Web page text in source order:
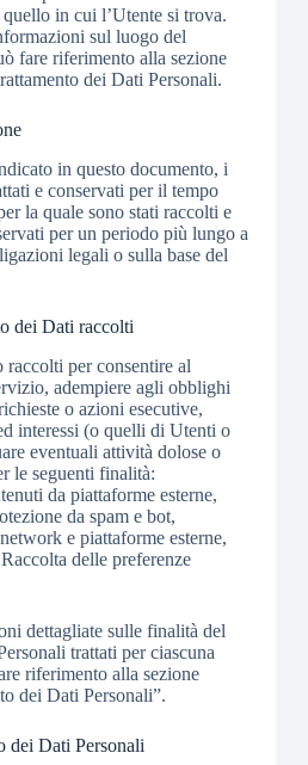
in cui l’Utente si trova.
sul luogo del
fare riferimento alla sezione
dei Dati Personali.
in questo documento, i
e conservati per il tempo
la quale sono stati raccolti e
per un periodo più lungo a
legali o sulla base del
dei Dati raccolti
per consentire al
adempiere agli obblighi
o azioni esecutive,
interessi (o quelli di Utenti o
eventuali attività dolose o
le seguenti finalità:
da piattaforme esterne,
da spam e bot,
e piattaforme esterne,
delle preferenze
dettagliate sulle finalità del
trattati per ciascuna
riferimento alla sezione
dei Dati Personali”.
dei Dati Personali